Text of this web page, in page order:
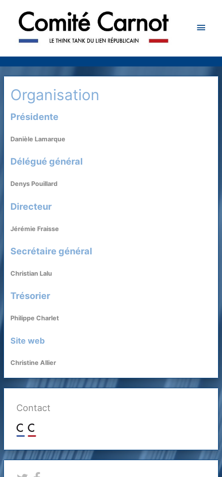
Organisation
Présidente
Danièle Lamarque
Délégué général
Denys Pouillard
Directeur
Jérémie Fraisse
Secrétaire général
Christian Lalu
Trésorier
Philippe Charlet
Site web
Christine Allier
Contact